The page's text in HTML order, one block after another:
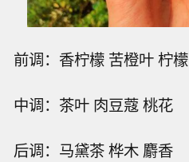
前调：香柠檬 苦橙叶 柠檬
中调：茶叶 肉豆蔻 桃花
后调：马黛茶 桦木 麝香